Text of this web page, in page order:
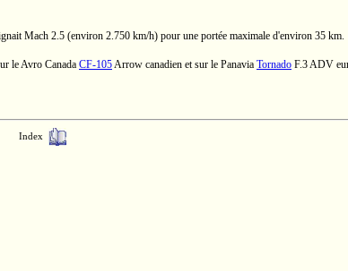
Mach 2.5 (environ 2.750 km/h) pour une portée maximale d'environ 35 km.
le Avro Canada CF-105Arrow canadien et sur le Panavia Tornado F.3 ADV
Index